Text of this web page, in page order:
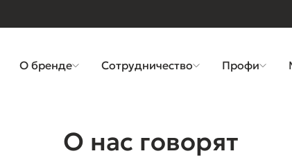
О бренде Сотрудничество Профи
О нас говорят